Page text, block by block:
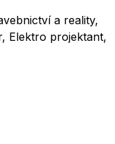
a reality,
Elektro projektant,